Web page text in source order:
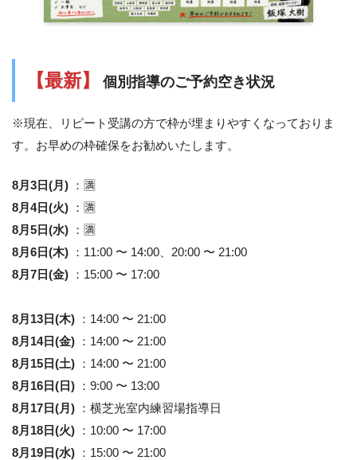
【最新】 個別指導のご予約空き状況
※現在、リピート受講の方で枠が埋まりやすくなっておりま
す。お早めの枠確保をお勧めいたします。
8月3日(月)
：🈵
8月4日(火)
：🈵
8月5日(水)
：🈵
8月6日(木)
：11:00 〜 14:00、20:00 〜 21:00
8月7日(金)
：15:00 〜 17:00
8月13日(木)
：14:00 〜 21:00
8月14日(金)
：14:00 〜 21:00
8月15日(土)
：14:00 〜 21:00
8月16日(日)
：9:00 〜 13:00
8月17日(月)
：横芝光室内練習場指導日
8月18日(火)
：10:00 〜 17:00
8月19日(水)
：15:00 〜 21:00